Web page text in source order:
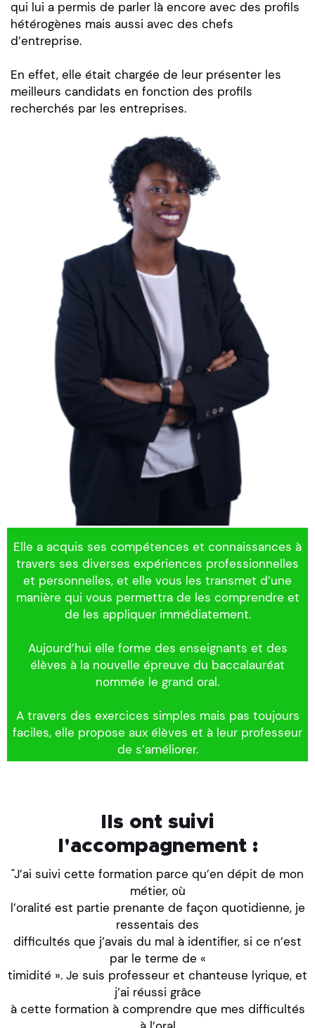
qui lui a permis de parler là encore avec des profils
hétérogènes mais aussi avec des chefs
d’entreprise.
En effet, elle était chargée de leur présenter les
meilleurs candidats en fonction des profils
recherchés par les entreprises.
Elle a acquis ses compétences et connaissances à
travers ses diverses expériences professionnelles
et personnelles, et elle vous les transmet d’une
manière qui vous permettra de les comprendre et
de les appliquer immédiatement.
Aujourd’hui elle forme des enseignants et des
élèves à la nouvelle épreuve du baccalauréat
nommée le grand oral.
A travers des exercices simples mais pas toujours
faciles, elle propose aux élèves et à leur professeur
de s’améliorer.
Ils ont suivi
l'accompagnement :
"J’ai suivi cette formation parce qu’en dépit de mon
métier, où
l’oralité est partie prenante de façon quotidienne, je
ressentais des
difficultés que j’avais du mal à identifier, si ce n’est
par le terme de «
timidité ». Je suis professeur et chanteuse lyrique, et
j’ai réussi grâce
à cette formation à comprendre que mes difficultés